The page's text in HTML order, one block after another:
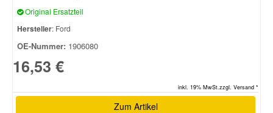
Original Ersatzteil
Hersteller: Ford
OE-Nummer: 1906080
16,53 €
inkl. 19% MwSt.zzgl. Versand *
Zum Artikel
Smart Ersatzteile